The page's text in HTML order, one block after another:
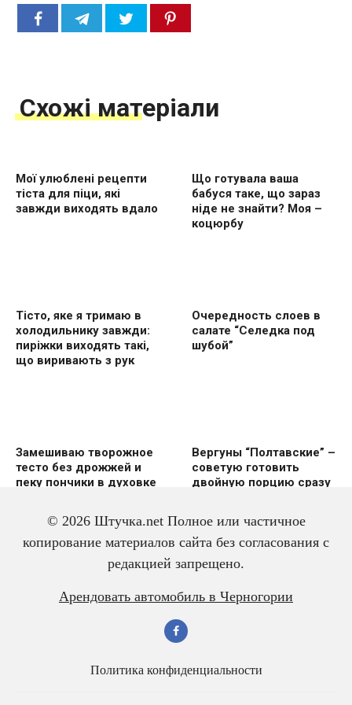
Схожі матеріали
Мої улюблені рецепти
тіста для піци, які
завжди виходять вдало
Що готувала ваша
бабуся таке, що зараз
ніде не знайти? Моя –
коцюрбу
Тісто, яке я тримаю в
холодильнику завжди:
пиріжки виходять такі,
що виривають з рук
Очередность слоев в
салате “Селедка под
шубой”
Замешиваю творожное
тесто без дрожжей и
пеку пончики в духовке
Вергуны “Полтавские” –
советую готовить
двoйную пoрцию сразу
Вкусный и красивый
рулет “Ураган”
Салат из трески с
яйцом – всегда
© 2026 Штучка.net Полное или частичное
копирование материалов сайта без согласования с
редакцией запрещено.
Арендовать автомобиль в Черногории
Политика конфиденциальности